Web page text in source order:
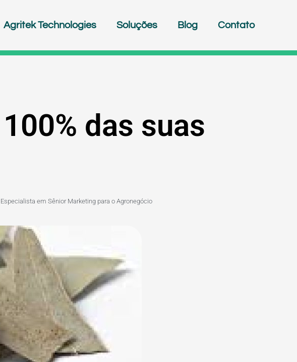
Agritek Technologies Soluções Blog Contato
das suas
em Sênior Marketing para o Agronegócio